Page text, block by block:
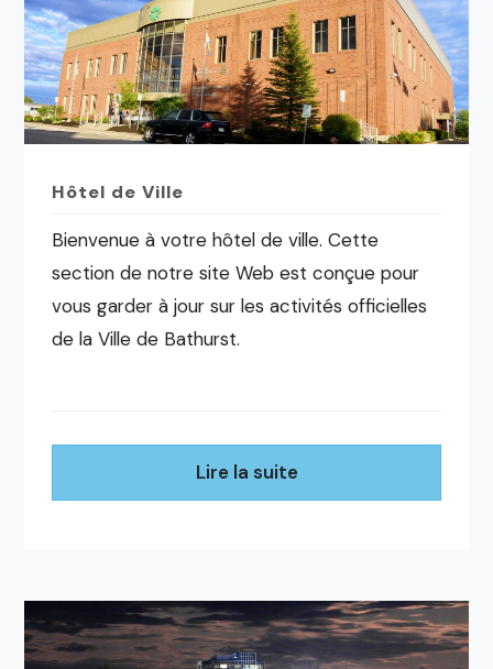
Hôtel de Ville
Bienvenue à votre hôtel de ville. Cette
section de notre site Web est conçue pour
vous garder à jour sur les activités officielles
de la Ville de Bathurst.
Lire la suite